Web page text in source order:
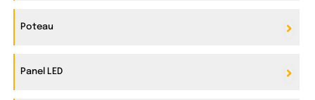
Poteau
Panel LED